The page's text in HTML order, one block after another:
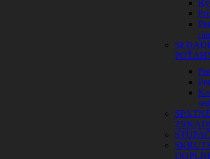
SPÄTNÉ